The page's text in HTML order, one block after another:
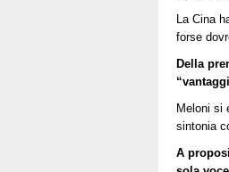
La Cina
forse
Della
Meloni si
sintonia
A